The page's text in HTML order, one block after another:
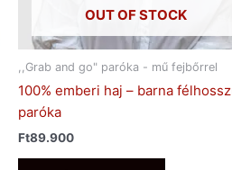
OUT OF STOCK
,,Grab and go" paróka - mű fejbőrrel
100% emberi haj – barna
paróka
Ft89.900